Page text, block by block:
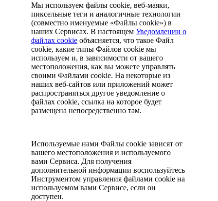
Мы используем файлы cookie, веб-маяки,
пиксельные теги и аналогичные технологии
(совместно именуемые «Файлы cookie») в
наших Сервисах. В настоящем Уведомлении о
файлах cookie объясняется, что такое Файл
cookie, какие типы Файлов cookie мы
используем и, в зависимости от вашего
местоположения, как вы можете управлять
своими Файлами cookie. На некоторые из
наших веб-сайтов или приложений может
распространяться другое уведомление о
файлах cookie, ссылка на которое будет
размещена непосредственно там.
Используемые нами Файлы cookie зависят от
вашего местоположения и используемого
вами Сервиса. Для получения
дополнительной информации воспользуйтесь
Инструментом управления файлами cookie на
используемом вами Сервисе, если он
доступен.